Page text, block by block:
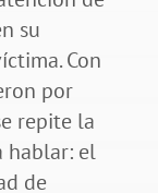
su
Con
por
repite la
hablar: el
de